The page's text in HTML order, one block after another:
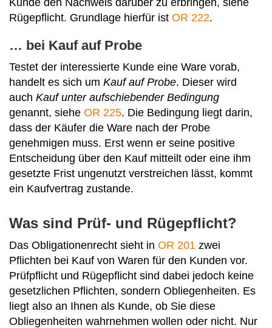
Rügepflicht. Grundlage hierfür ist OR 222.
… bei Kauf auf Probe
Testet der interessierte Kunde eine Ware vorab,
handelt es sich um Kauf auf Probe. Dieser wird
auch Kauf unter aufschiebender Bedingung
genannt, siehe OR 225. Die Bedingung liegt darin,
dass der Käufer die Ware nach der Probe
genehmigen muss. Erst wenn er seine positive
Entscheidung über den Kauf mitteilt oder eine ihm
gesetzte Frist ungenutzt verstreichen lässt, kommt
ein Kaufvertrag zustande.
Was sind Prüf- und Rügepflicht?
Das Obligationenrecht sieht in OR 201 zwei
Pflichten bei Kauf von Waren für den Kunden vor.
Prüfpflicht und Rügepflicht sind dabei jedoch keine
gesetzlichen Pflichten, sondern Obliegenheiten. Es
liegt also an Ihnen als Kunde, ob Sie diese
Obliegenheiten wahrnehmen wollen oder nicht. Nur